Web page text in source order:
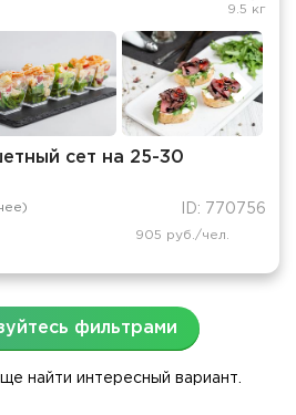
9.5 кг
сет на 25-30
ID: 770756
905 руб./чел.
фильтрами
найти интересный вариант.